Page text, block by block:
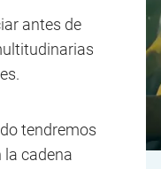
antes de
tendremos
la cadena